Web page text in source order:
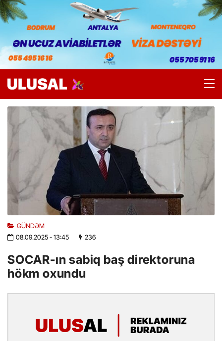
GÜNDƏM
08.09.2025- 13:45 236
SOCAR-ın sabiq baş direktoruna
hökm oxundu